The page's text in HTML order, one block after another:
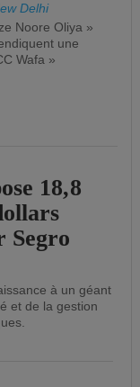
Delhi
Noore Oliya »
une
Wafa »
18,8
Segro
à un géant
et de la gestion